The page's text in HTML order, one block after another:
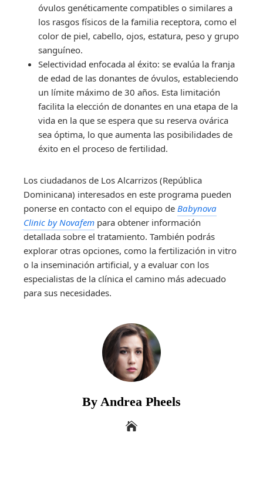
óvulos genéticamente compatibles o similares a
los rasgos físicos de la familia receptora, como el
color de piel, cabello, ojos, estatura, peso y grupo
sanguíneo.
Selectividad enfocada al éxito: se evalúa la franja
de edad de las donantes de óvulos, estableciendo
un límite máximo de 30 años. Esta limitación
facilita la elección de donantes en una etapa de la
vida en la que se espera que su reserva ovárica
sea óptima, lo que aumenta las posibilidades de
éxito en el proceso de fertilidad.
Los ciudadanos de Los Alcarrizos (República
Dominicana) interesados en este programa pueden
ponerse en contacto con el equipo de Babynova
Clinic by Novafem para obtener información
detallada sobre el tratamiento. También podrás
explorar otras opciones, como la fertilización in vitro
o la inseminación artificial, y a evaluar con los
especialistas de la clínica el camino más adecuado
para sus necesidades.
By Andrea Pheels